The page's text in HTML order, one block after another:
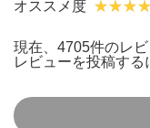
オススメ度
現在、4705件のレ
レビューを投稿する